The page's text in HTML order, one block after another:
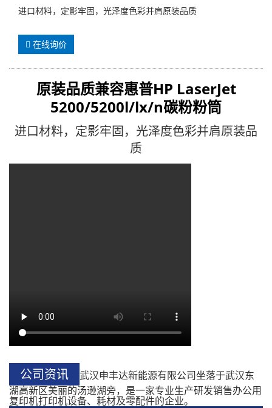
进口材料，定影牢固，光泽度色彩并肩原装品质
在线询价
原装品质兼容惠普HP LaserJet
5200/5200l/lx/n碳粉粉筒
进口材料，定影牢固，光泽度色彩并肩原装品
质
公司资讯
武汉申丰达新能源有限公司坐落于武汉东
湖高新区美丽的汤逊湖旁，是一家专业生产研发销售办公用
复印机打印机设备、耗材及零配件的企业。